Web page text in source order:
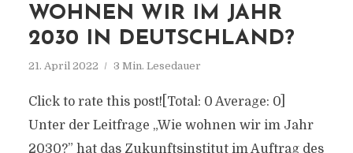
WOHNEN WIR IM JAHR
2030 IN DEUTSCHLAND?
21. April 2022 3 Min. Lesedauer
Click to rate this post![Total: 0 Average: 0]
Unter der Leitfrage „Wie wohnen wir im Jahr
2030?” hat das Zukunftsinstitut im Auftrag des